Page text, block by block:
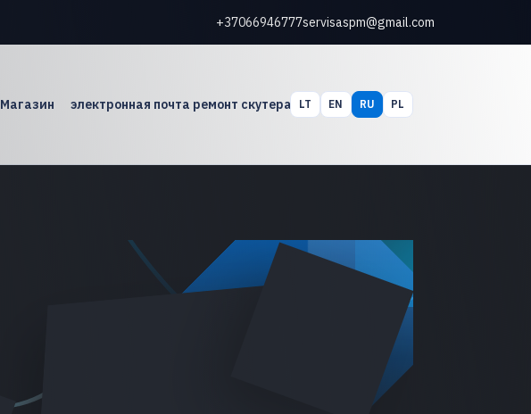
+37066946777servisaspm@gmail.com
Магазин электронная почта ремонт скутера LT EN RU PL